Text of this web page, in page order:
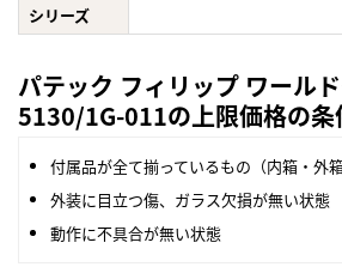
シリーズ
パテック フィリップ ワール
5130/1G-011の上限価格の条
付属品が全て揃っているもの（内箱・外
外装に目立つ傷、ガラス欠損が無い状態
動作に不具合が無い状態